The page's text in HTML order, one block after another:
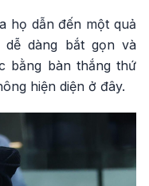
họ dẫn đến một quả
dễ dàng bắt gọn và
bằng bàn thắng thứ
hiện diện ở đây.